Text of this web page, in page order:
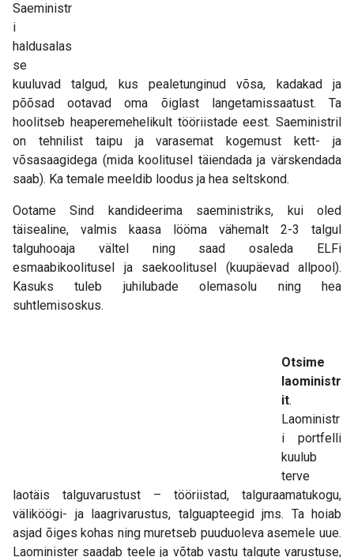
Saeministr
i
haldusalas
se
kuuluvad talgud, kus pealetunginud võsa, kadakad ja
põõsad ootavad oma õiglast langetamissaatust. Ta
hoolitseb heaperemehelikult tööriistade eest. Saeministril
on tehnilist taipu ja varasemat kogemust kett- ja
võsasaagidega (mida koolitusel täiendada ja värskendada
saab). Ka temale meeldib loodus ja hea seltskond.
Ootame Sind kandideerima saeministriks, kui oled
täisealine, valmis kaasa lööma vähemalt 2-3 talgul
talguhooaja vältel ning saad osaleda ELFi
esmaabikoolitusel ja saekoolitusel (kuupäevad allpool).
Kasuks tuleb juhilubade olemasolu ning hea
suhtlemisoskus.
Otsime
laoministr
it.
Laoministr
i portfelli
kuulub
terve
laotäis talguvarustust – tööriistad, talguraamatukogu,
väliköögi- ja laagrivarustus, talguapteegid jms. Ta hoiab
asjad õiges kohas ning muretseb puuduoleva asemele uue.
Laominister saadab teele ja võtab vastu talgute varustuse,